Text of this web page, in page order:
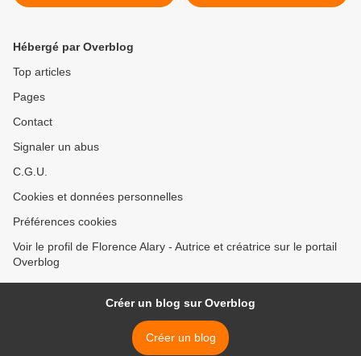
Hébergé par Overblog
Top articles
Pages
Contact
Signaler un abus
C.G.U.
Cookies et données personnelles
Préférences cookies
Voir le profil de Florence Alary - Autrice et créatrice sur le portail
Overblog
Créer un blog sur Overblog
Créer un blog